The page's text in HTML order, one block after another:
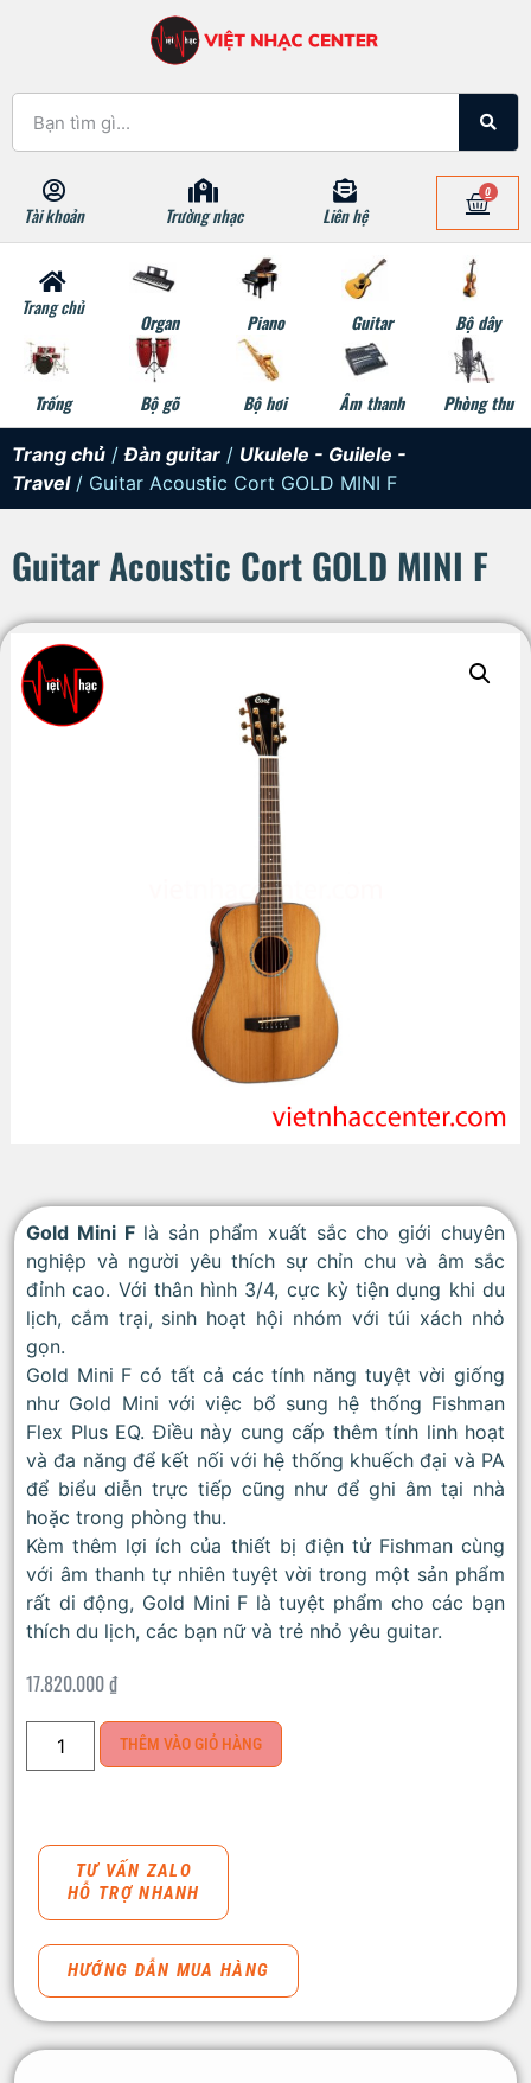
Tài khoản Trường nhạc Liên hệ
0
Trang chủ
Organ Piano Guitar Bộ dây
Trống Bộ gõ Bộ hơi Âm thanh Phòng thu
Trang chủ /Đàn guitar / Ukulele - Guilele -
Travel/ Guitar Acoustic Cort GOLD MINI F
Guitar Acoustic Cort GOLD MINI F
Gold Mini Flà sản phẩm xuất sắc cho giới chuyên
nghiệp và người yêu thích sự chỉn chu và âm sắc
đỉnh cao. Với thân hình 3/4, cực kỳ tiện dụng khi du
lịch, cắm trại, sinh hoạt hội nhóm với túi xách nhỏ
gọn.
Gold Mini F có tất cả các tính năng tuyệt vời giống
như Gold Mini với việc bổ sung hệ thống Fishman
Flex Plus EQ. Điều này cung cấp thêm tính linh hoạt
và đa năng để kết nối với hệ thống khuếch đại và PA
để biểu diễn trực tiếp cũng như để ghi âm tại nhà
hoặc trong phòng thu.
Kèm thêm lợi ích của thiết bị điện tử Fishman cùng
với âm thanh tự nhiên tuyệt vời trong một sản phẩm
rất di động, Gold Mini F là tuyệt phẩm cho các bạn
thích du lịch, các bạn nữ và trẻ nhỏ yêu guitar.
17.820.000₫
THÊM VÀO GIỎ HÀNG
TƯ VẤN ZALO
HỖ TRỢ NHANH
HƯỚNG DẪN MUA HÀNG